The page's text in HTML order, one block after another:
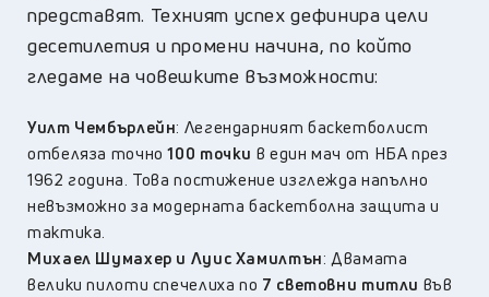
представят. Техният успех дефинира цели
десетилетия и промени начина, по който
гледаме на човешките възможности:
Уилт Чембърлейн: Легендарният баскетболист
отбеляза точно100 точки в един мач от НБА през
1962 година. Това постижение изглежда напълно
невъзможно за модерната баскетболна защита и
тактика.
Михаел Шумахер и Луис Хамилтън: Двамата
велики пилоти спечелиха по 7 световни титли във